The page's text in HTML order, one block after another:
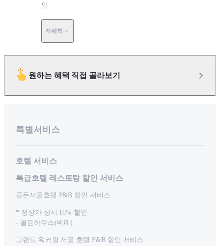
인
자세히
원하는 혜택 직접 골라보기
특별서비스
호텔 서비스
특급호텔 레스토랑 할인 서비스
골든서울호텔 F&B 할인 서비스
* 정상가 상시 10% 할인
- 골든하우스(뷔페)
그랜드 워커힐 서울 호텔 F&B 할인 서비스